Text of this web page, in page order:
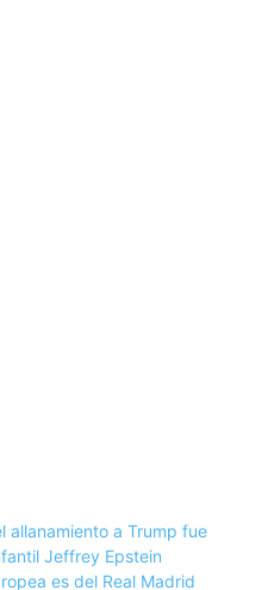
allanamiento a Trump fue
Jeffrey Epstein
es del Real Madrid